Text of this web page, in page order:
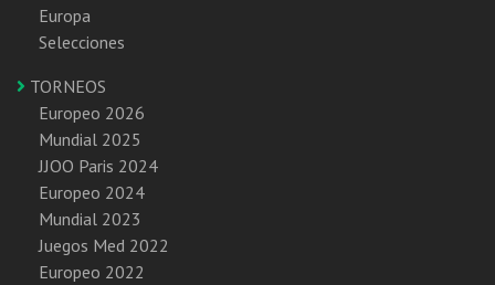
Europa
Selecciones
TORNEOS
Europeo 2026
Mundial 2025
JJOO Paris 2024
Europeo 2024
Mundial 2023
Juegos Med 2022
Europeo 2022